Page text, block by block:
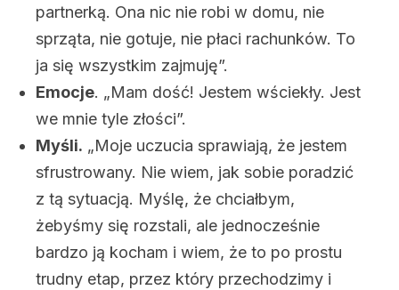
partnerką. Ona nic nie robi w domu, nie
sprząta, nie gotuje, nie płaci rachunków. To
ja się wszystkim zajmuję”.
Emocje. „Mam dość! Jestem wściekły. Jest
we mnie tyle złości”.
Myśli. „Moje uczucia sprawiają, że jestem
sfrustrowany. Nie wiem, jak sobie poradzić
z tą sytuacją. Myślę, że chciałbym,
żebyśmy się rozstali, ale jednocześnie
bardzo ją kocham i wiem, że to po prostu
trudny etap, przez który przechodzimy i